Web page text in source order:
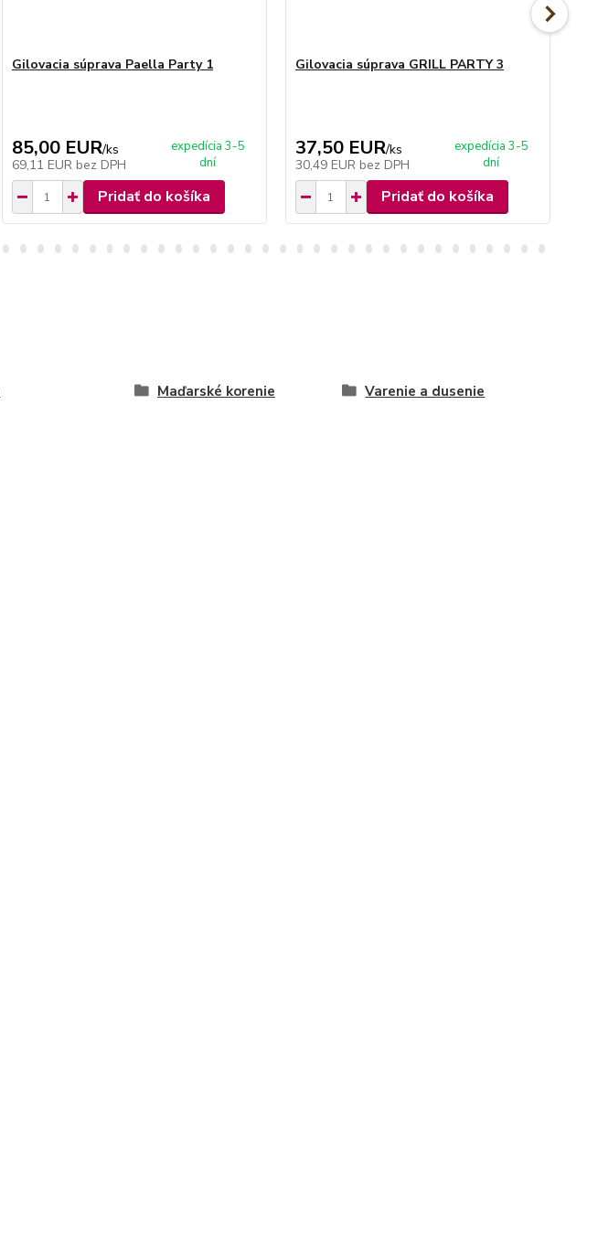
Gilovacia súprava Paella Party 1
85,00 EUR/ks
69,11 EUR bez DPH
expedícia 3-5
dní
Pridať do košíka
Gilovacia súprava GRILL PARTY 3
37,50 EUR/ks
30,49 EUR bez DPH
expedícia 3-5
dní
Pridať do košíka
Maďarské korenie Varenie a dusenie